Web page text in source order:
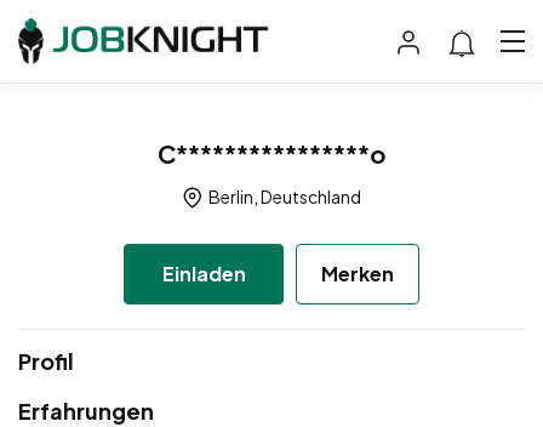
C****************o
Berlin, Deutschland
Einladen Merken
Profil
Erfahrungen